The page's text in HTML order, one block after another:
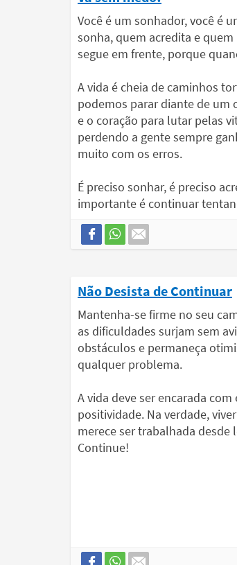
Você é um sonhador, você é
sonha, quem acredita e
segue em frente, porque
A vida é cheia de caminhos
podemos parar diante de um
e o coração para lutar pelas
perdendo a gente sempre
muito com os erros.
É preciso sonhar, é preciso
importante é continuar
Não Desista de Continuar
Mantenha-se firme no seu
as dificuldades surjam sem
obstáculos e permaneça
qualquer problema.
A vida deve ser encarada
positividade. Na verdade,
merece ser trabalhada desde
Continue!